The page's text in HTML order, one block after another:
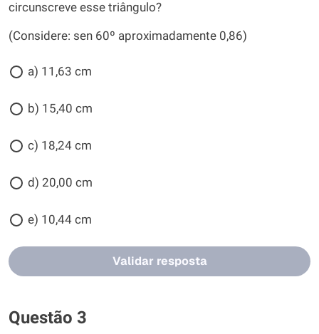
circunscreve esse triângulo?
(Considere: sen 60º aproximadamente 0,86)
a) 11,63 cm
b) 15,40 cm
c) 18,24 cm
d) 20,00 cm
e) 10,44 cm
Validar resposta
Questão 3